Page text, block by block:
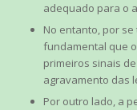
adequado para o
No entanto, por
fundamental que
primeiros sinais
agravamento das
Por outro lado, a